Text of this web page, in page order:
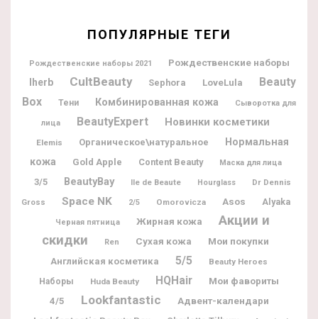
ПОПУЛЯРНЫЕ ТЕГИ
Рождественские наборы 2021
Рождественские наборы
Iherb
CultBeauty Sephora LoveLula
Beauty
Box
Тени Комбинированная кожа Сыворотка для
лица BeautyExpert Новинки косметики
Elemis Органическое\натуральное
Нормальная
кожа
Gold Apple Content Beauty Маска для лица
3/5 BeautyBay Ile de Beaute Hourglass
Dr Dennis
Gross
Space NK 2/5 Omorovicza Asos Alyaka
Черная пятница Жирная кожа
Акции и
скидки
Ren Сухая кожа Мои покупки
Английская косметика 5/5
Beauty Heroes
Наборы
Huda Beauty HQHair Мои фавориты
4/5 Lookfantastic
Адвент-календари